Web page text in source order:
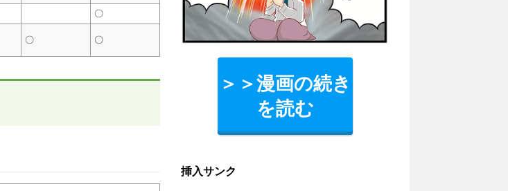
〇
〇 〇
＞＞漫画の続き
を読む
挿入サンク